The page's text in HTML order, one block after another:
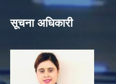
सूचना अधिकारी